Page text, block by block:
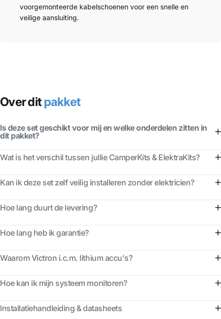
voorgemonteerde kabelschoenen voor een snelle en
veilige aansluiting.
Over ditpakket
Is deze set geschikt voor mij en welke onderdelen zitten in
dit pakket?
Wat is het verschil tussen jullie CamperKits & ElektraKits?
Kan ik deze set zelf veilig installeren zonder elektricien?
Hoe lang duurt de levering?
Hoe lang heb ik garantie?
Waarom Victron i.c.m. lithium accu's?
Hoe kan ik mijn systeem monitoren?
Installatiehandleiding & datasheets